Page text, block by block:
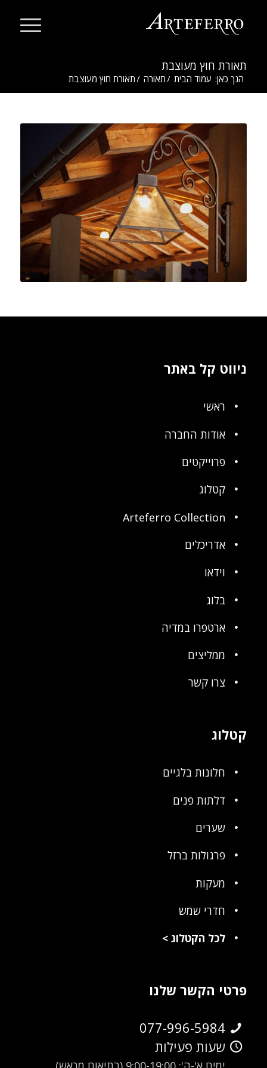
תאורת חוץ מעוצבת
הנך כאן: עמוד הבית / תאורה / תאורת חוץ מעוצבת
ניווט קל באתר
ראשי
אודות החברה
פרוייקטים
קטלוג
Arteferro Collection
אדריכלים
וידאו
בלוג
ארטפרו במדיה
ממליצים
צרו קשר
קטלוג
חלונות בלגיים
דלתות פנים
שערים
פרגולות ברזל
מעקות
חדרי שמש
לכל הקטלוג>
פרטי הקשר שלנו
077-996-5984
שעות פעילות